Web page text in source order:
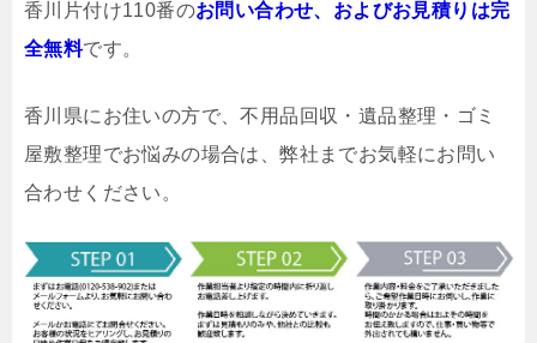
香川片付け110番のお問い合わせ、およびお見積りは完
全無料です。
香川県にお住いの方で、不用品回収・遺品整理・ゴミ
屋敷整理でお悩みの場合は、弊社までお気軽にお問い
合わせください。